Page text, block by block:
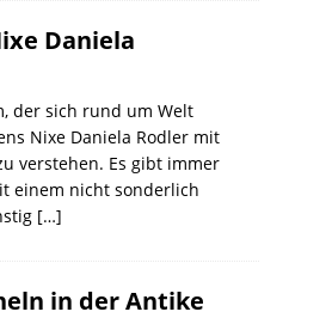
Daniela
der sich rund um Welt
Nixe Daniela Rodler mit
verstehen. Es gibt immer
einem nicht sonderlich
[…]
in der Antike